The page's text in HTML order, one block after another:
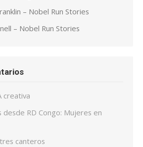
– Nobel Run Stories
– Nobel Run Stories
creativa
desde RD Congo: Mujeres en
canteros